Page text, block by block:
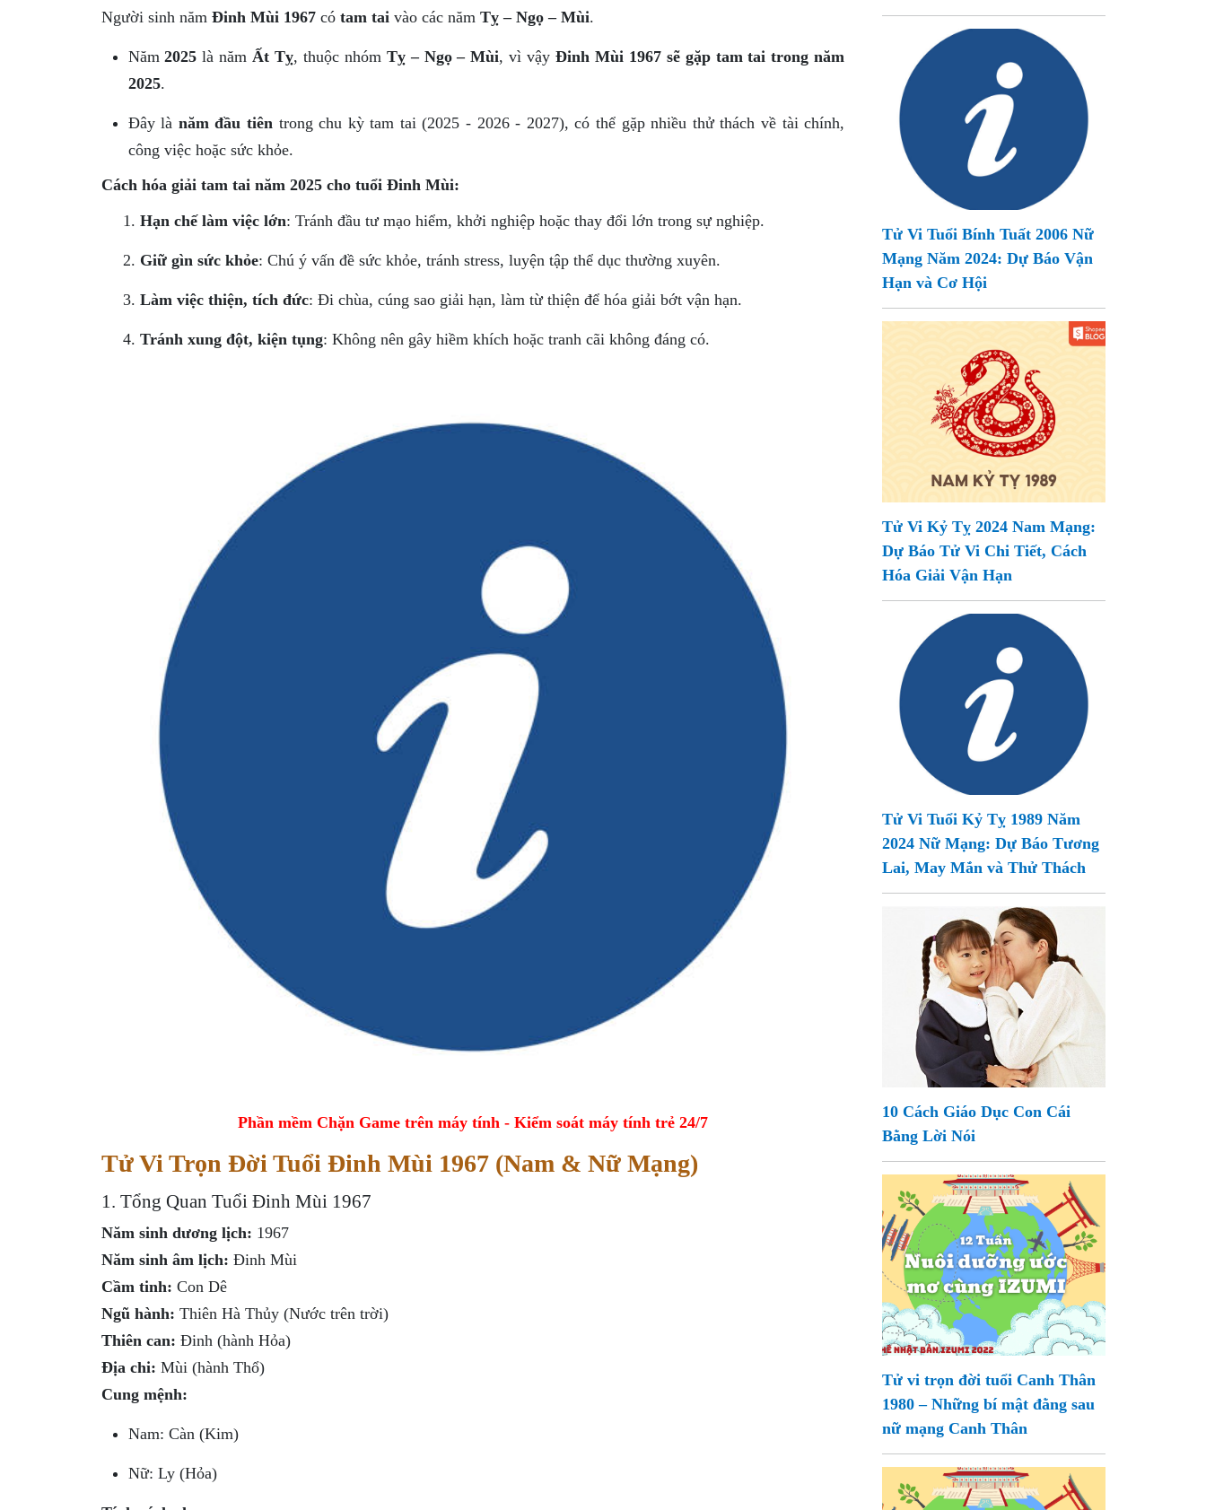
Người sinh năm Đinh Mùi 1967có tam tai vào các năm Tỵ – Ngọ – Mùi.
Năm2025 là năm Ất Tỵ, thuộc nhóm Tỵ – Ngọ – Mùi, vì vậyĐinh Mùi 1967 sẽ gặp tam tai trong năm
2025.
Đây là năm đầu tiên trong chu kỳ tam tai (2025 - 2026 - 2027), có thể gặp nhiều thử thách về tài chính,
công việc hoặc sức khỏe.
Cách hóa giải tam tai năm 2025 cho tuổi Đinh Mùi:
Hạn chế làm việc lớn: Tránh đầu tư mạo hiểm, khởi nghiệp hoặc thay đổi lớn trong sự nghiệp.
Giữ gìn sức khỏe: Chú ý vấn đề sức khỏe, tránh stress, luyện tập thể dục thường xuyên.
Làm việc thiện, tích đức: Đi chùa, cúng sao giải hạn, làm từ thiện để hóa giải bớt vận hạn.
Tránh xung đột, kiện tụng: Không nên gây hiềm khích hoặc tranh cãi không đáng có.
Phần mềm Chặn Game trên máy tính - Kiểm soát máy tính trẻ 24/7
Tử Vi Trọn Đời Tuổi Đinh Mùi 1967 (Nam & Nữ Mạng)
1. Tổng Quan Tuổi Đinh Mùi 1967
Năm sinh dương lịch: 1967
Năm sinh âm lịch: Đinh Mùi
Cầm tinh: Con Dê
Ngũ hành: Thiên Hà Thủy (Nước trên trời)
Thiên can: Đinh (hành Hỏa)
Địa chi: Mùi (hành Thổ)
Cung mệnh:
Nam: Càn (Kim)
Nữ: Ly (Hỏa)
Tử Vi Tuổi Bính Tuất 2006 Nữ
Mạng Năm 2024: Dự Báo Vận
Hạn và Cơ Hội
Tử Vi Kỷ Tỵ 2024 Nam Mạng:
Dự Báo Tử Vi Chi Tiết, Cách
Hóa Giải Vận Hạn
Tử Vi Tuổi Kỷ Tỵ 1989 Năm
2024 Nữ Mạng: Dự Báo Tương
Lai, May Mắn và Thử Thách
10 Cách Giáo Dục Con Cái
Bằng Lời Nói
Tử vi trọn đời tuổi Canh Thân
1980 – Những bí mật đằng sau
nữ mạng Canh Thân